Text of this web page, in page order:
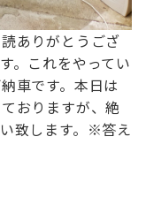
ありがとうござ
。 これをやってい
車です。 本日は
おりますが、絶
致します。 ※答え